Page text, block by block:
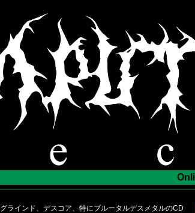
ラインド、デスコア、特にブルータルデスメタルのCD